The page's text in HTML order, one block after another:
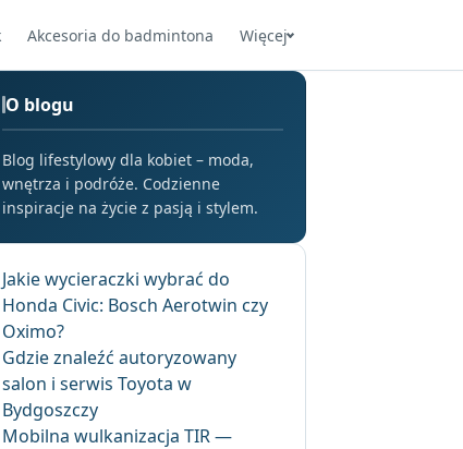
Akcesoria do badmintona Więcej
O blogu
Blog lifestylowy dla kobiet – moda,
wnętrza i podróże. Codzienne
inspiracje na życie z pasją i stylem.
Jakie wycieraczki wybrać do
Honda Civic: Bosch Aerotwin czy
Oximo?
Gdzie znaleźć autoryzowany
salon i serwis Toyota w
Bydgoszczy
Mobilna wulkanizacja TIR —